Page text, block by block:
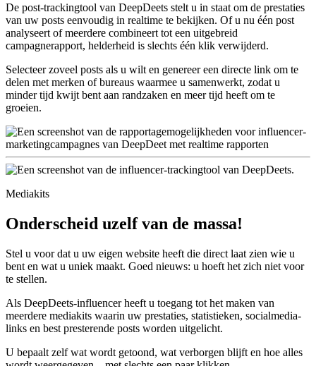
De post-trackingtool van DeepDeets stelt u in staat om de prestaties
van uw posts eenvoudig in realtime te bekijken. Of u nu één post
analyseert of meerdere combineert tot een uitgebreid
campagnerapport, helderheid is slechts één klik verwijderd.
Selecteer zoveel posts als u wilt en genereer een directe link om te
delen met merken of bureaus waarmee u samenwerkt, zodat u
minder tijd kwijt bent aan randzaken en meer tijd heeft om te
groeien.
Mediakits
Onderscheid uzelf van de massa!
Stel u voor dat u uw eigen website heeft die direct laat zien wie u
bent en wat u uniek maakt. Goed nieuws: u hoeft het zich niet voor
te stellen.
Als DeepDeets-influencer heeft u toegang tot het maken van
meerdere mediakits waarin uw prestaties, statistieken, socialmedia-
links en best presterende posts worden uitgelicht.
U bepaalt zelf wat wordt getoond, wat verborgen blijft en hoe alles